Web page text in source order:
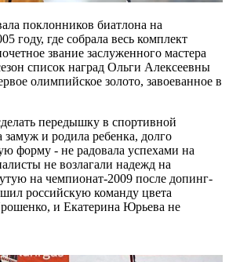
поклонников биатлона на
году, где собрала весь комплект
звание заслуженного мастера
список наград Ольги Алексеевны
олимпийское золото, завоеванное в
передышку в спортивной
и родила ребенка, долго
форму - не радовала успехами на
не возлагали надежд на
на чемпионат-2009 после допинг-
российскую команду цвета
и Екатерина Юрьева не